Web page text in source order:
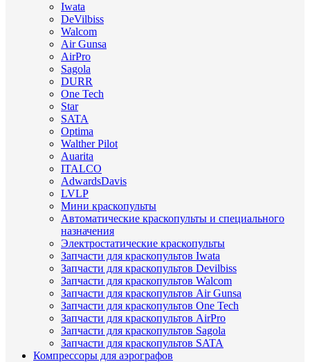
Iwata
DeVilbiss
Walcom
Air Gunsa
AirPro
Sagola
DURR
One Tech
Star
SATA
Optima
Walther Pilot
Auarita
ITALCO
AdwardsDavis
LVLP
Мини краскопульты
Автоматические краскопульты и специального
назначения
Электростатические краскопульты
Запчасти для краскопультов Iwata
Запчасти для краскопультов Devilbiss
Запчасти для краскопультов Walcom
Запчасти для краскопультов Air Gunsa
Запчасти для краскопультов One Tech
Запчасти для краскопультов AirPro
Запчасти для краскопультов Sagola
Запчасти для краскопультов SATA
Компрессоры для аэрографов